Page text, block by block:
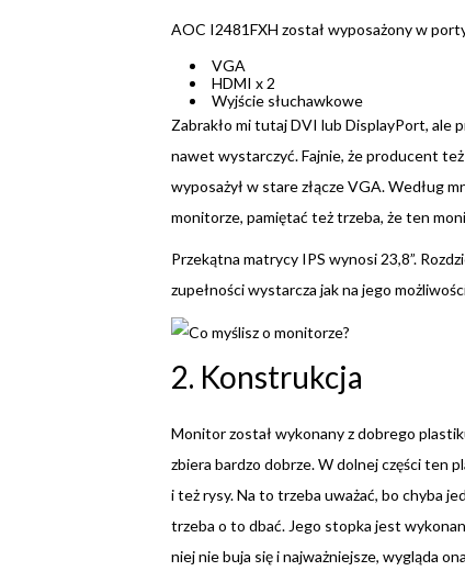
AOC I2481FXH został wyposażony w
VGA
HDMI x 2
Wyjście słuchawkowe
Zabrakło mi tutaj DVI lub DisplayPort, ale
nawet wystarczyć. Fajnie, że producent
wyposażył w stare złącze VGA. Według
monitorze, pamiętać też trzeba, że ten
Przekątna matrycy IPS wynosi 23,8”.
zupełności wystarcza jak na jego
2. Konstrukcja
Monitor został wykonany z dobrego
zbiera bardzo dobrze. W dolnej części ten
i też rysy. Na to trzeba uważać, bo chyba
trzeba o to dbać. Jego stopka jest
niej nie buja się i najważniejsze, wygląda